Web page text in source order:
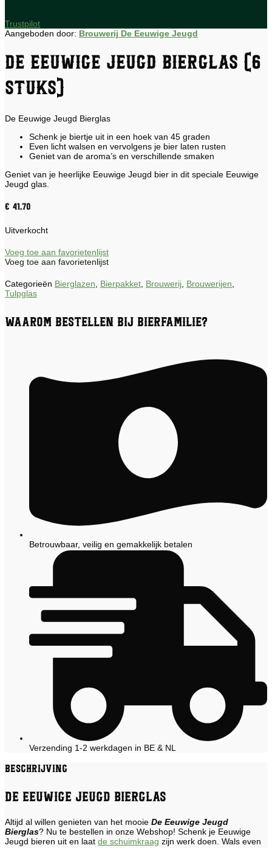
Trustpilot
Aangeboden door: Brouwerij De Eeuwige Jeugd
De Eeuwige Jeugd Bierglas (6
stuks)
De Eeuwige Jeugd Bierglas
Schenk je biertje uit in een hoek van 45 graden
Even licht walsen en vervolgens je bier laten rusten
Geniet van de aroma’s en verschillende smaken
Geniet van je heerlijke Eeuwige Jeugd bier in dit speciale Eeuwige
Jeugd glas.
€ 41,70
Uitverkocht
Voeg toe aan favorietenlijst
Voeg toe aan favorietenlijst
Categorieën Bierglazen Bierpakket Brouwerij Brouwerijen
Tulpglas
Waarom bestellen bij Bierfamilie?
Betrouwbaar, veilig en gemakkelijk betalen
Verzending 1-2 werkdagen in BE & NL
Beschrijving
De Eeuwige Jeugd Bierglas
Altijd al willen genieten van het mooie De Eeuwige Jeugd
Bierglas? Nu te bestellen in onze Webshop! Schenk je Eeuwige
Jeugd bieren uit en laat de schuimkraag zijn werk doen. Wals even